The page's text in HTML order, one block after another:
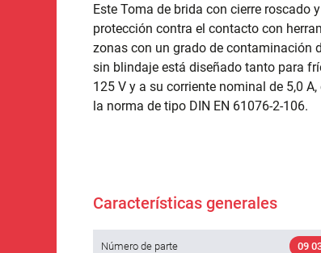
Este Toma de brida con cierre roscado
protección contra el contacto con
zonas con un grado de contaminación
sin blindaje está diseñado tanto para
125 V y a su corriente nominal de 5,0
la norma de tipo DIN EN 61076-2-106.
Características generales
Número de parte 09